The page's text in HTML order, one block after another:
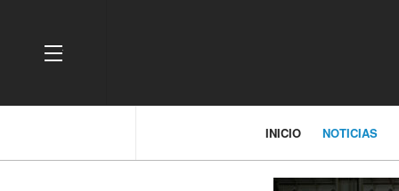
OFF CANVAS
INICIO NOTICIAS